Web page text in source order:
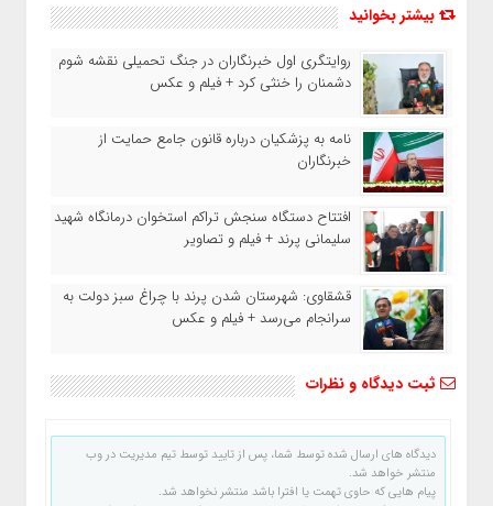
بیشتر بخوانید
روایتگری اول خبرنگاران در جنگ تحمیلی نقشه شوم
دشمنان را خنثی کرد + فیلم و عکس
نامه به پزشکیان درباره قانون جامع حمایت از
خبرنگاران
افتتاح دستگاه سنجش تراکم استخوان درمانگاه شهید
سلیمانی پرند + فیلم و تصاویر
قشقاوی: شهرستان شدن پرند با چراغ سبز دولت به
سرانجام می‌رسد + فیلم و عکس
ثبت دیدگاه و نظرات
دیدگاه های ارسال شده توسط شما، پس از تایید توسط تیم مدیریت در وب
منتشر خواهد شد.
پیام هایی که حاوی تهمت یا افترا باشد منتشر نخواهد شد.